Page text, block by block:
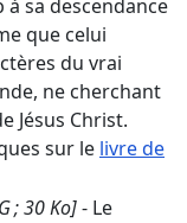
à sa descendance
que celui
du vrai
ne cherchant
Jésus Christ.
sur le livre de
; 30 Ko]- Le